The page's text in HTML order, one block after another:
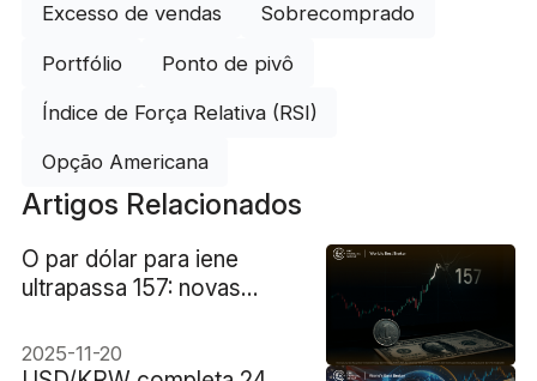
Excesso de vendas Sobrecomprado
Portfólio Ponto de pivô
Índice de Força Relativa (RSI)
Opção Americana
Artigos Relacionados
O par dólar para iene
ultrapassa 157: novas
intervenção crescente
2025-11-20